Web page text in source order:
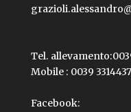
Tel. allevamento:
Mobile : 0039
Facebook: